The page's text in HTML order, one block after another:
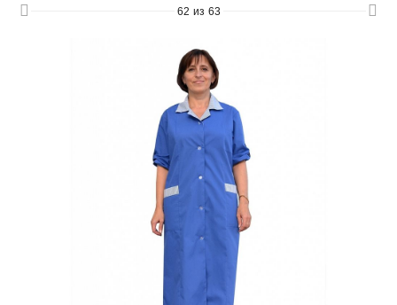
62 из 63